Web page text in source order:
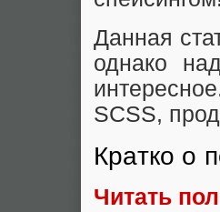
Данная
однако
SCSS,
Кратко о
Читать